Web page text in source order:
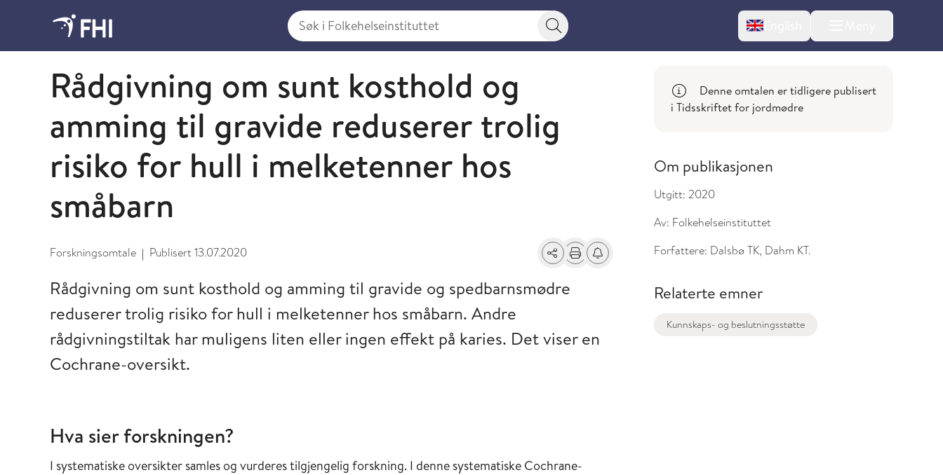
Søk i Folkehelseinstituttet
Søkeknapp English
2020 - publikasjoner fra FHI
Rådgivning om sunt kosthold og
amming til gravide reduserer trolig
risiko for hull i melketenner hos
småbarn
Forskningsomtale | Publisert13.07.2020 Del Skriv utFå varsel om endringer
Rådgivning om sunt kosthold og amming til gravide og spedbarnsmødre
reduserer trolig risiko for hull i melketenner hos småbarn. Andre
rådgivningstiltak har muligens liten eller ingen effekt på karies. Det viser en
Cochrane-oversikt.
Hva sier forskningen?
I systematiske oversikter samles og vurderes tilgjengelig forskning. I denne systematiske Cochrane-
Denne omtalen er tidligere publisert
i Tidsskriftet for jordmødre
Om publikasjonen
Utgitt: 2020
Av: Folkehelseinstituttet
Forfattere: Dalsbø TK, Dahm KT.
Relaterte emner
Kunnskaps- og beslutningsstøtte